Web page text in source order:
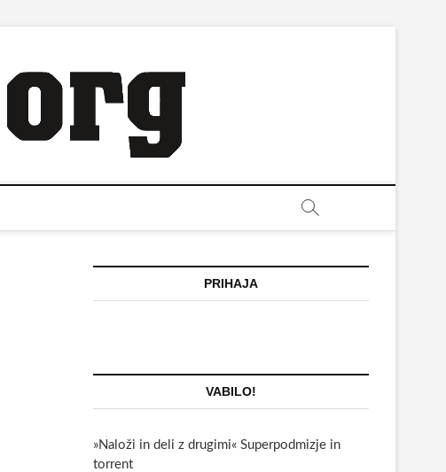
PRIHAJA
VABILO!
»Naloži in deli z drugimi« Superpodmizje in
torrent